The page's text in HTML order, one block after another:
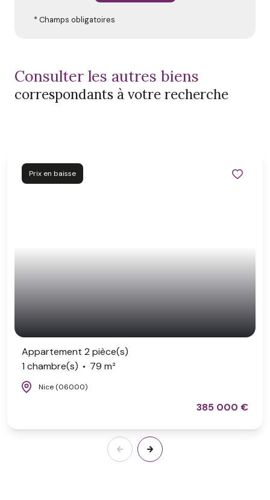
* Champs obligatoires
consulter les autres biens
correspondants à votre recherche
Prix en baisse
Appartement 2 pièce(s)
1 chambre(s)
79 m²
Nice (06000)
385 000 €